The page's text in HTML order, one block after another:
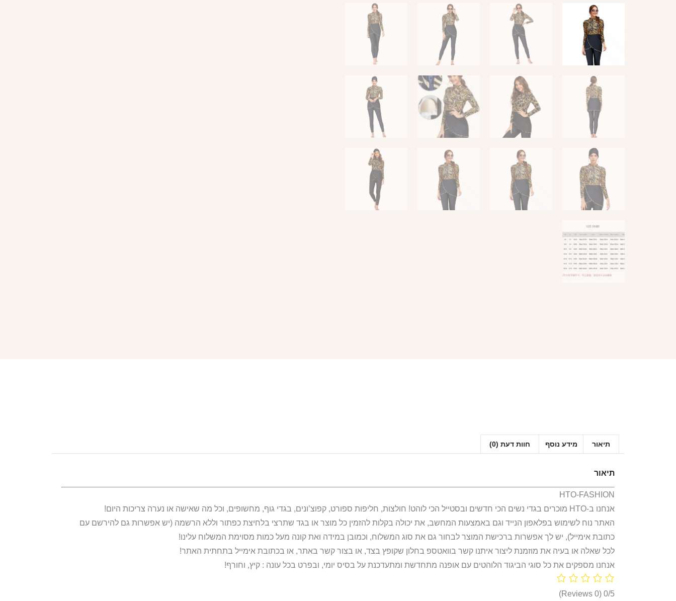
תיאור מידע נוסף חוות דעת (0)
תיאור
HTO-FASHION
אנחנו ב-HTO מוכרים בגדי נשים הכי חדשים ובסטייל הכי לוהט! חולצות, חליפות ספורט, קפוצ’ונים, בגדי גוף, מחשופים, וכל מה שאישה או נערה צריכות היום!
האתר נוח לשימוש בפלאפון הנייד וגם באמצעות המחשב, את יכולה בקלות להזמין כל מוצר או בגד שתרצי בלחיצת כפתור וללא הרשמה (יש אפשרות גם להירשם עם
כתובת אימייל), יש לך אפשרות ברכישת המוצר לבחור גם את סוג המשלוח, וכמובן במידה ואת קונה מעל כמות מסוימת המשלוח עלינו!
לכל שאלה או בעיה את מוזמנת ליצור איתנו קשר בוואטספ בחלון שקופץ בצד, או בצור קשר באתר, או בכתובת אימייל בתחתית האתר!
אנחנו מספקים את כל סוגי הביגוד הלוהטים עם אופנה מתחדשת ומתעדכנת על בסיס יומי, ובפרט בכל עונה : קיץ, וחורף!
0/5
(0 Reviews)